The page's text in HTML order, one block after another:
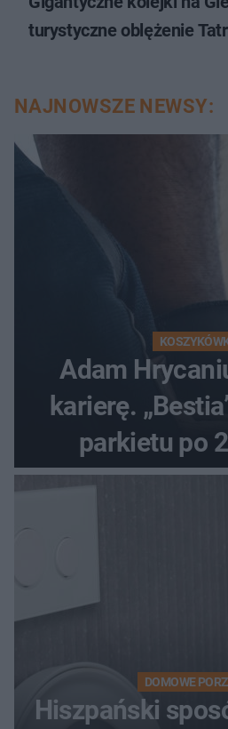
turystyczne oblężenie Tatr
NAJNOWSZE NEWSY:
Adam
karierę.
parkietu po
DOMOWE
Hiszpański